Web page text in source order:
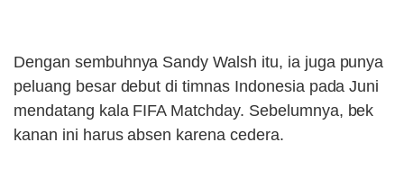
Dengan sembuhnya Sandy Walsh itu, ia juga punya
peluang besar debut di timnas Indonesia pada Juni
mendatang kala FIFA Matchday. Sebelumnya, bek
kanan ini harus absen karena cedera.